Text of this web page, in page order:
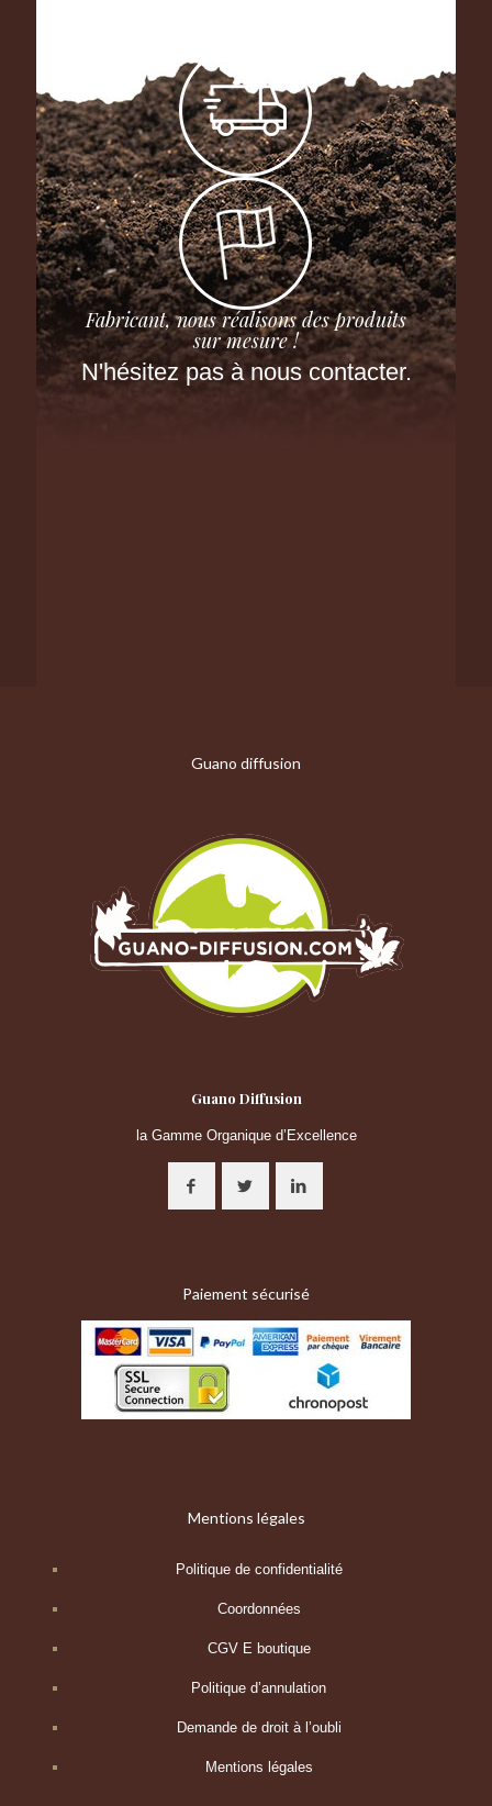
Fabricant, nous réalisons des produits
sur mesure !
N'hésitez pas à nous contacter.
Guano diffusion
Guano Diffusion
la Gamme Organique d’Excellence
Paiement sécurisé
Mentions légales
Politique de confidentialité
Coordonnées
CGV E boutique
Politique d’annulation
Demande de droit à l’oubli
Mentions légales